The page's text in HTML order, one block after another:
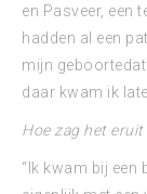
en Pasveer, een
hadden al een
mijn
daar kwam ik
Hoe zag het
“Ik kwam bij een